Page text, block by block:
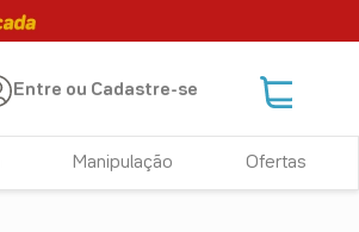
Entre ou Cadastre-se
Manipulação Ofertas